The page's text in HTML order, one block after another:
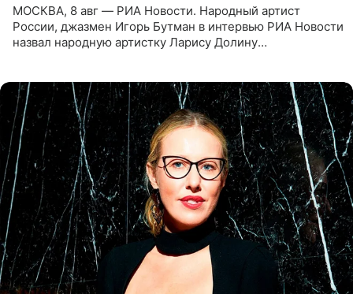
МОСКВА, 8 авг — РИА Новости. Народный артист
России, джазмен Игорь Бутман в интервью РИА Новости
назвал народную артистку Ларису Долину